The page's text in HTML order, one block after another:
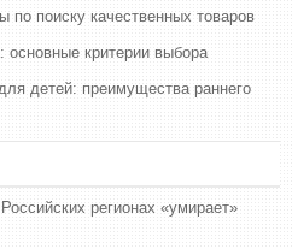
по поиску качественных товаров
основные критерии выбора
детей: преимущества раннего
регионах «умирает»